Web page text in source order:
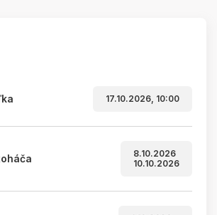
17.10.2026, 10:00
8.10.2026
10.10.2026